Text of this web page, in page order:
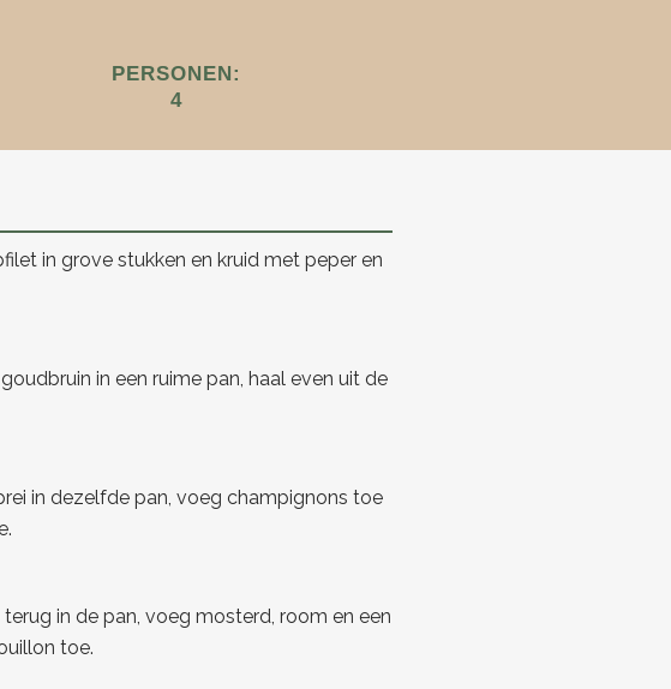
PERSONEN:
4
in grove stukken en kruid met peper en
in een ruime pan, haal even uit de
in dezelfde pan, voeg champignons toe
terug in de pan, voeg mosterd, room en een
toe.